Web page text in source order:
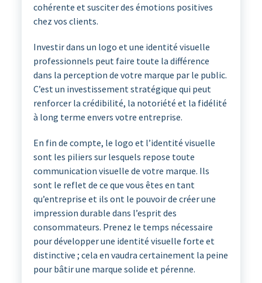
cohérente et susciter des émotions positives
chez vos clients.
Investir dans un logo et une identité visuelle
professionnels peut faire toute la différence
dans la perception de votre marque par le public.
C’est un investissement stratégique qui peut
renforcer la crédibilité, la notoriété et la fidélité
à long terme envers votre entreprise.
En fin de compte, le logo et l’identité visuelle
sont les piliers sur lesquels repose toute
communication visuelle de votre marque. Ils
sont le reflet de ce que vous êtes en tant
qu’entreprise et ils ont le pouvoir de créer une
impression durable dans l’esprit des
consommateurs. Prenez le temps nécessaire
pour développer une identité visuelle forte et
distinctive ; cela en vaudra certainement la peine
pour bâtir une marque solide et pérenne.